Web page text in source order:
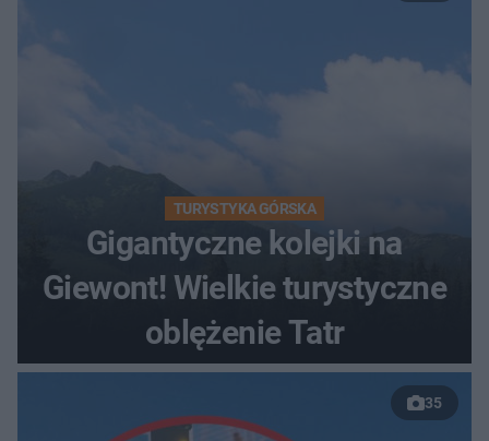
TURYSTYKA GÓRSKA
Gigantyczne kolejki na
Giewont! Wielkie turystyczne
oblężenie Tatr
35